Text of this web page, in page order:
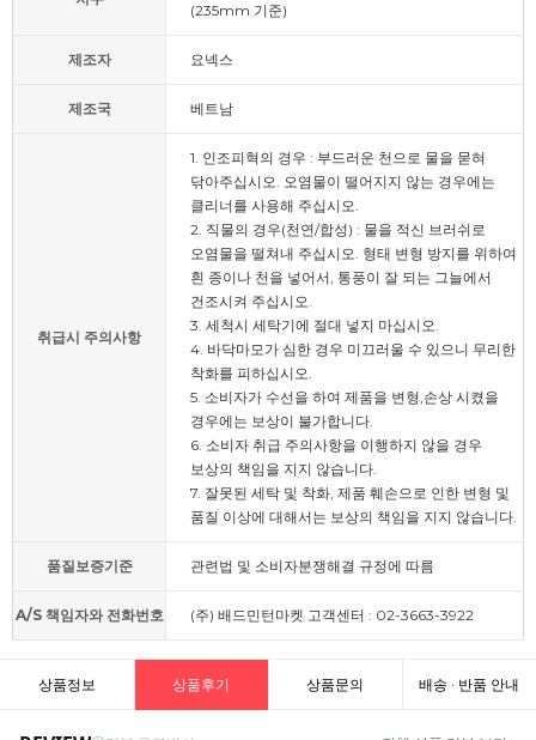
(235mm 기준)
제조자 요넥스
제조국 베트남
취급시 주의사항
1. 인조피혁의 경우 : 부드러운 천으로 물을 묻혀
닦아주십시오. 오염물이 떨어지지 않는 경우에는
클리너를 사용해 주십시오.
2. 직물의 경우(천연/합성) : 물을 적신 브러쉬로
오염물을 떨쳐내 주십시오. 형태 변형 방지를 위하여
흰 종이나 천을 넣어서, 통풍이 잘 되는 그늘에서
건조시켜 주십시오.
3. 세척시 세탁기에 절대 넣지 마십시오.
4. 바닥마모가 심한 경우 미끄러울 수 있으니 무리한
착화를 피하십시오.
5. 소비자가 수선을 하여 제품을 변형,손상 시켰을
경우에는 보상이 불가합니다.
6. 소비자 취급 주의사항을 이행하지 않을 경우
보상의 책임을 지지 않습니다.
7. 잘못된 세탁 및 착화, 제품 훼손으로 인한 변형 및
품질 이상에 대해서는 보상의 책임을 지지 않습니다.
품질보증기준 관련법 및 소비자분쟁해결 규정에 따름
A/S 책임자와 전화번호 (주) 배드민턴마켓 고객센터 : 02-3663-3922
상품정보 상품후기 상품문의 배송 · 반품 안내